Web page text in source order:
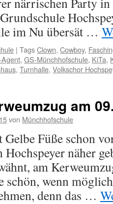
im Nu übersät …
| TagsClown, Cowboy,
, GS-Münchhofschule, KiTa,
, Turnhalle, Volkschor
am
von Münchhofschule
Füße schon
näher
am
schön, wenn
denn das …